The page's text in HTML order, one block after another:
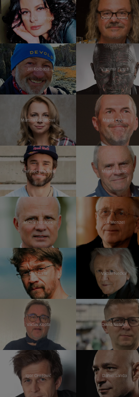
Jitka Čvančarová Ondřej Hejma
Jiří Kolbaba Vladimír Franz
Martina Kociánová Marek Eben
Vavřinec Hradilek Milan Kňažko
Michal Horáček Jiří Menzel
Dan Bárta Václav Neckář
Václav Kopta David Netuka
Igor Orozovič Daniel Landa